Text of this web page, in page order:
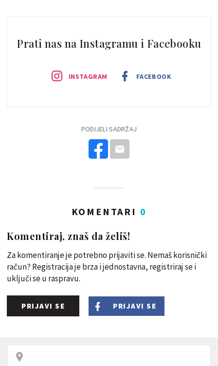
Prati nas na Instagramu i Facebooku
INSTAGRAM FACEBOOK
PODIJELI SADRŽAJ
KOMENTARI 0
Komentiraj, znaš da želiš!
Za komentiranje je potrebno prijaviti se. Nemaš korisnički
račun? Registracija je brza i jednostavna, registriraj se i
uključi se u raspravu.
PRIJAVI SE PRIJAVI SE